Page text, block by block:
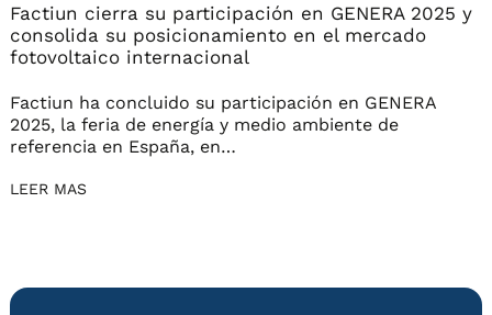
Factiun cierra su participación en GENERA 2025 y
consolida su posicionamiento en el mercado
fotovoltaico internacional
Factiun ha concluido su participación en GENERA
2025, la feria de energía y medio ambiente de
referencia en España, en…
LEER MAS